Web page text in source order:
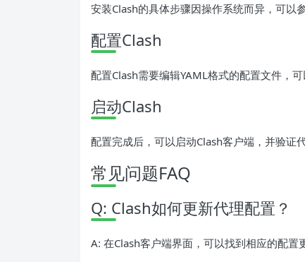
安装Clash的具体步骤因操作系统而异，可以
配置Clash
配置Clash需要编辑YAML格式的配置文件，
启动Clash
配置完成后，可以启动Clash客户端，并验证
常见问题FAQ
Q: Clash如何更新代理配置？
A: 在Clash客户端界面，可以找到相应的配置